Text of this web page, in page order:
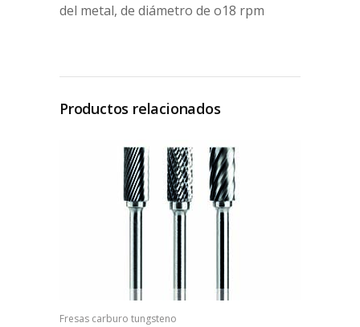
del metal, de diámetro de o18 rpm
Productos relacionados
Fresas carburo tungsteno